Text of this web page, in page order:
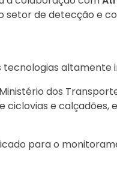
setor de detecção e
altamente
dos
ciclovias e
para o